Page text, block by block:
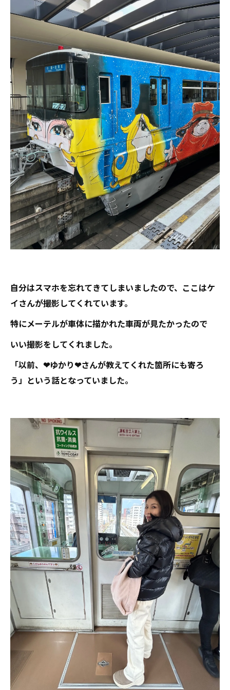
自分はスマホを忘れてきてしまいましたので、ここはケ
イさんが撮影してくれています。
特にメーテルが車体に描かれた車両が見たかったので
いい撮影をしてくれました。
「以前、❤ゆかり❤さんが教えてくれた箇所にも寄ろ
う」という話となっていました。